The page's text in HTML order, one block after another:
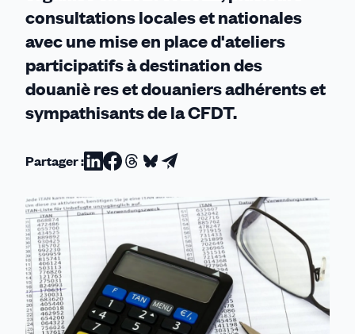
consultations locales et nationales
avec une mise en place d'ateliers
participatifs à destination des
douaniè res et douaniers adhérents et
sympathisants de la CFDT.
Partager :Partager
sur
Linkedin
Partager
sur
Facebook
Partager
sur
Threads
Partager
sur
Bluesky
Partager
par
email